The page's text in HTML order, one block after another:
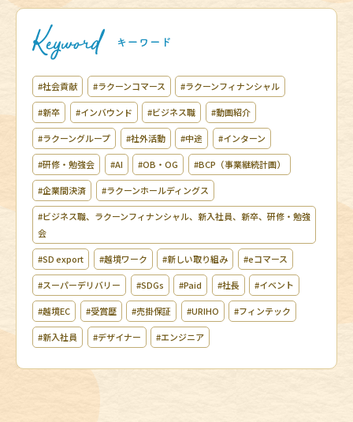
#社会貢献 #ラクーンコマース #ラクーンフィナンシャル
#新卒 #インバウンド #ビジネス職 #動画紹介
#ラクーングループ #社外活動 #中途 #インターン
#研修・勉強会 #AI #OB・OG #BCP（事業継続計画）
#企業間決済 #ラクーンホールディングス
#ビジネス職、ラクーンフィナンシャル、新入社員、新卒、研修・勉強
会
#SD export #越境ワーク #新しい取り組み #eコマース
#スーパーデリバリー #SDGs #Paid #社長 #イベント
#越境EC #受賞歴 #売掛保証 #URIHO #フィンテック
#新入社員 #デザイナー #エンジニア